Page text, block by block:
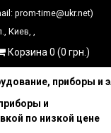
prom-time@ukr.net)
, Киев, ,
Корзина 0 (0 грн.)
и
по низкой цене